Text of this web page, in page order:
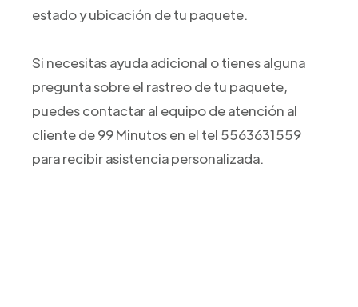
estado y ubicación de tu paquete.
Si necesitas ayuda adicional o tienes alguna
pregunta sobre el rastreo de tu paquete,
puedes contactar al equipo de atención al
cliente de 99 Minutos en el tel 5563631559
para recibir asistencia personalizada.